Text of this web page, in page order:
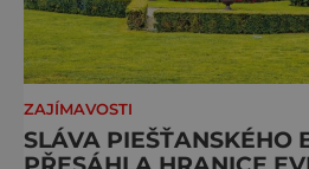
ZAJÍMAVOSTI
SLÁVA PIEŠŤANSKÉHO